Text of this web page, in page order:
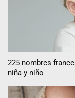
225 nombres
niña y niño